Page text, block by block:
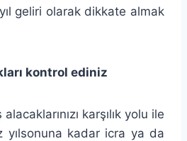
geliri olarak dikkate almak
kontrol ediniz
karşılık yolu ile
yılsonuna kadar icra ya da